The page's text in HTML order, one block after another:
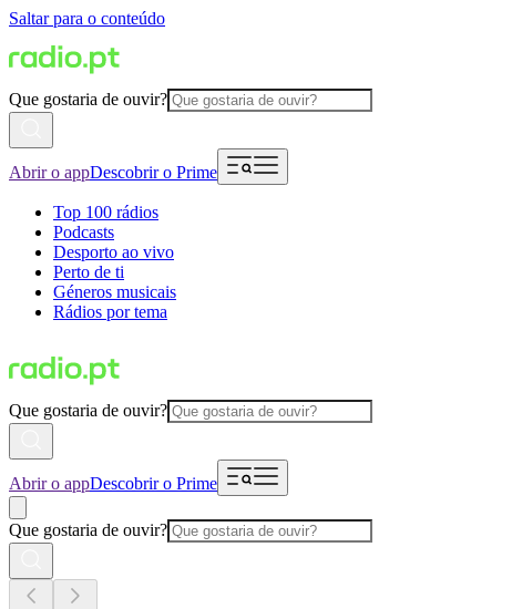
Saltar para o conteúdo
Que gostaria de ouvir?
Abrir o appDescobrir o Prime
Top 100 rádios
Podcasts
Desporto ao vivo
Perto de ti
Géneros musicais
Rádios por tema
Que gostaria de ouvir?
Abrir o appDescobrir o Prime
Que gostaria de ouvir?